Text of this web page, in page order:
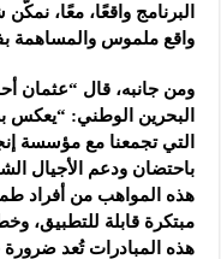
البرنامج واقعًا، معًا،
واقع ملموس والمساهمة
ومن جانبه، قال “عثمان
البحرين الوطني: “يعكس
التي تجمعنا مع مؤسسة
باحتضان ودعم الأجيال
هذه المواهب من أفراد
مبتكرة قابلة للتطبيق،
هذه المبادرات تُعد ضرورة